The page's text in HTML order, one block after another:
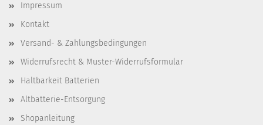
Impressum
Kontakt
Versand- & Zahlungsbedingungen
Widerrufsrecht & Muster-Widerrufsformular
Haltbarkeit Batterien
Altbatterie-Entsorgung
Shopanleitung